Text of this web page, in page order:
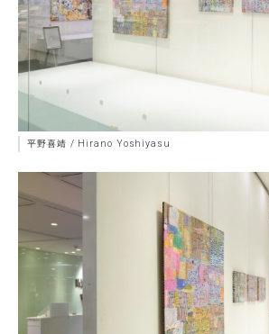
平野喜靖 / Hirano Yoshiyasu